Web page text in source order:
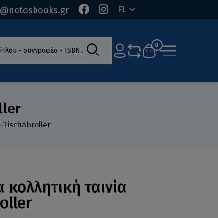
EL
- συγγραφέα - ISBN 0
Tischabroller
κολλητική ταινία